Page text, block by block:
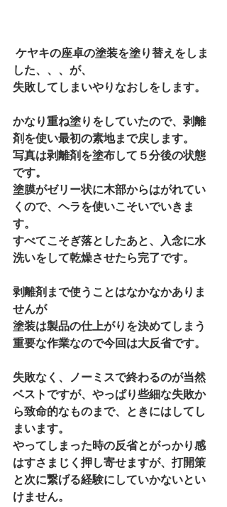
した、、、が、
失敗してしまいやりなおしをします。
かなり重ね塗りをしていたので、剥離
剤を使い最初の素地まで戻します。
写真は剥離剤を塗布して５分後の状態
です。
塗膜がゼリー状に木部からはがれてい
くので、ヘラを使いこそいでいきま
す。
すべてこそぎ落としたあと、入念に水
洗いをして乾燥させたら完了です。
剥離剤まで使うことはなかなかありま
せんが
塗装は製品の仕上がりを決めてしまう
重要な作業なので今回は大反省です。
失敗なく、ノーミスで終わるのが当然
ベストですが、やっぱり些細な失敗か
ら致命的なものまで、ときにはしてし
まいます。
やってしまった時の反省とがっかり感
はすさまじく押し寄せますが、打開策
と次に繋げる経験にしていかないとい
けません。